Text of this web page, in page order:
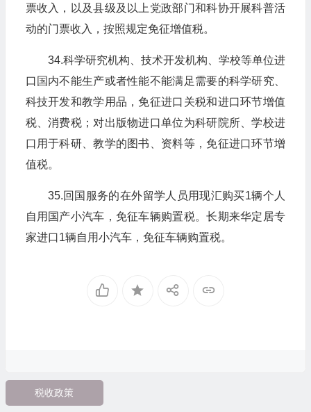
票收入，以及县级及以上党政部门和科协开展科普活
动的门票收入，按照规定免征增值税。
34.科学研究机构、技术开发机构、学校等单位进
口国内不能生产或者性能不能满足需要的科学研究、
科技开发和教学用品，免征进口关税和进口环节增值
税、消费税；对出版物进口单位为科研院所、学校进
口用于科研、教学的图书、资料等，免征进口环节增
值税。
35.回国服务的在外留学人员用现汇购买1辆个人
自用国产小汽车，免征车辆购置税。长期来华定居专
家进口1辆自用小汽车，免征车辆购置税。
税收政策